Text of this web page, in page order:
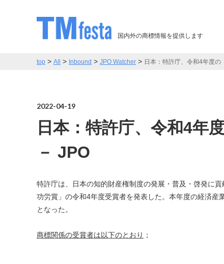
国内外の商標情報を提供します
top > All > Inbound > JPO Watcher > 日本：特許庁、令和4年度
2022-04-19
日本：特許庁、令和4年
－ JPO
特許庁は、日本の知的財産権制度の発展・普及・啓発に
功労賞」の令和4年度受賞者を発表した。本年度の経済
となった。
商標関係の受賞者は以下のとおり ；